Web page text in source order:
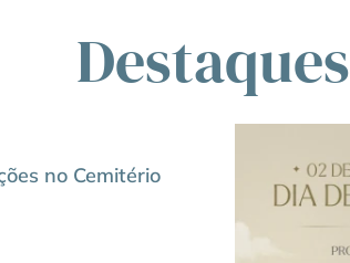
Destaques
no Cemitério